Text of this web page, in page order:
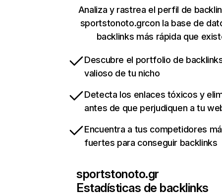
Analiza y rastrea el perfil de
sportstonoto.grcon la base de
backlinks más rápida que
Descubre el portfolio de
valioso de tu nicho
Detecta los enlaces tóxicos y
antes de que perjudiquen a tu
Encuentra a tus competidores
fuertes para conseguir backlinks
sportstonoto.gr
Estadísticas de backlinks